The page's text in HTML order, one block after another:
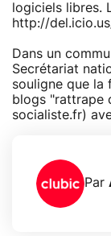
logiciels libres.
http://
Dans un
Secrétariat
souligne que la
blogs "rattrape
socialiste.fr)
Par